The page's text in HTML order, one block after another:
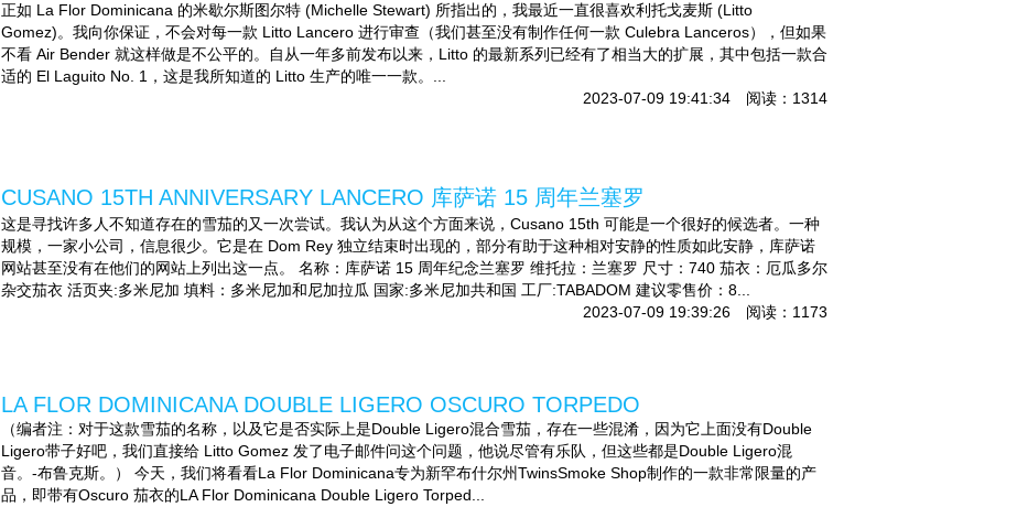
正如 La Flor Dominicana 的米歇尔斯图尔特 (Michelle Stewart) 所指出的，我最近一直很喜欢利托戈麦斯 (Litto
Gomez)。我向你保证，不会对每一款 Litto Lancero 进行审查（我们甚至没有制作任何一款 Culebra Lanceros），但如果
不看 Air Bender 就这样做是不公平的。自从一年多前发布以来，Litto 的最新系列已经有了相当大的扩展，其中包括一款合
适的 El Laguito No. 1，这是我所知道的 Litto 生产的唯一一款。...
2023-07-09 19:41:34 阅读：1314
CUSANO 15TH ANNIVERSARY LANCERO 库萨诺 15 周年兰塞罗
这是寻找许多人不知道存在的雪茄的又一次尝试。我认为从这个方面来说，Cusano 15th 可能是一个很好的候选者。一种
规模，一家小公司，信息很少。它是在 Dom Rey 独立结束时出现的，部分有助于这种相对安静的性质如此安静，库萨诺
网站甚至没有在他们的网站上列出这一点。 名称：库萨诺 15 周年纪念兰塞罗 维托拉：兰塞罗 尺寸：740 茄衣：厄瓜多尔
杂交茄衣 活页夹:多米尼加 填料：多米尼加和尼加拉瓜 国家:多米尼加共和国 工厂:TABADOM 建议零售价：8...
2023-07-09 19:39:26 阅读：1173
LA FLOR DOMINICANA DOUBLE LIGERO OSCURO TORPEDO
（编者注：对于这款雪茄的名称，以及它是否实际上是Double Ligero混合雪茄，存在一些混淆，因为它上面没有Double
Ligero带子好吧，我们直接给 Litto Gomez 发了电子邮件问这个问题，他说尽管有乐队，但这些都是Double Ligero混
音。-布鲁克斯。） 今天，我们将看看La Flor Dominicana专为新罕布什尔州TwinsSmoke Shop制作的一款非常限量的产
品，即带有Oscuro 茄衣的LA Flor Dominicana Double Ligero Torped...